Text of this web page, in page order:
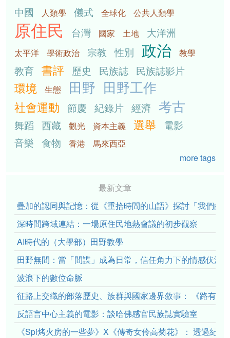
中國 人類學 儀式 全球化 公共人類學
原住民 台灣 國家 土地 大洋洲
太平洋 學術政治 宗教 性別 政治 教學
教育 書評 歷史 民族誌 民族誌影片
環境 生態 田野 田野工作
社會運動 節慶 紀錄片 經濟 考古
舞蹈 西藏 觀光 資本主義 選舉
電影
音樂 食物 香港
馬來西亞
more tags
最新文章
疊加的認同與記憶：從《重拾時間的山語》探討「我們的
深時間跨域連結：一場原住民地熱會議的初步觀察
AI時代的（大學部）田野教學
田野無間：當「間諜」成為日常，信任角力下的情感伏流
波浪下的數位命脈
征路上交織的部落歷史、族群與國家邊界敘事： 《路有
反語言中心主義的電影：談哈佛感官民族誌實驗室
《Spi烤火房的一些夢》X《傳奇女伶高菊花》： 透過紀